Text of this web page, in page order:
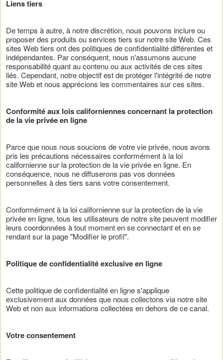
Liens tiers
De temps à autre, à notre discrétion, nous pouvons inclure ou
proposer des produits ou services tiers sur notre site Web. Ces
sites Web tiers ont des politiques de confidentialité différentes et
indépendantes. Par conséquent, nous n'assumons aucune
responsabilité quant au contenu ou aux activités de ces sites
liés. Cependant, notre objectif est de protéger l'intégrité de notre
site Web et nous apprécions les commentaires sur ces sites.
Conformité aux lois californiennes concernant la protection
de la vie privée en ligne
Parce que nous nous soucions de votre vie privée, nous avons
pris les précautions nécessaires conformément à la loi
californienne sur la protection de la vie privée en ligne. En
conséquence, nous ne diffuserons pas vos données
personnelles à des tiers sans votre consentement.
Conformément à la loi californienne sur la protection de la vie
privée en ligne, tous les utilisateurs de notre site peuvent modifier
leurs coordonnées à tout moment en se connectant et en se
rendant sur la page "Modifier le profil".
Politique de confidentialité exclusive en ligne
Cette politique de confidentialité en ligne s'applique
exclusivement aux données que nous collectons via notre site
Web et non aux informations collectées en dehors de ce canal.
Votre consentement